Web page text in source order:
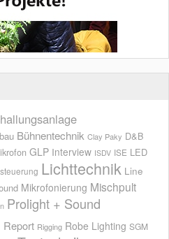
Bühnentechnik Clay Paky D&B
GLP Interview ISDV ISE LED
Lichttechnik Line
Mikrofonierung Mischpult
Prolight + Sound
Report Rigging Robe Lighting SGM